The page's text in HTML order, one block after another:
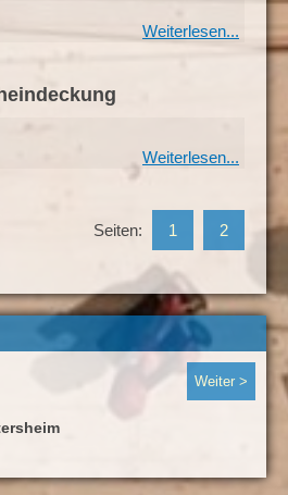
Weiterlesen...
Weiterlesen...
Seiten: 1 2
Weiter >